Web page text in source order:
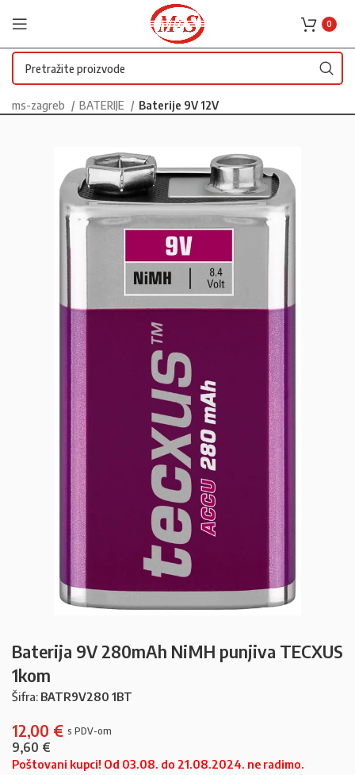
0
ms-zagreb BATERIJE Baterije 9V 12V
Baterija 9V 280mAh NiMH punjiva TECXUS
1kom
Šifra: BATR9V280 1BT
12,00 €
9,60 €
Poštovani kupci! Od 03.08. do 21.08.2024. ne radimo.